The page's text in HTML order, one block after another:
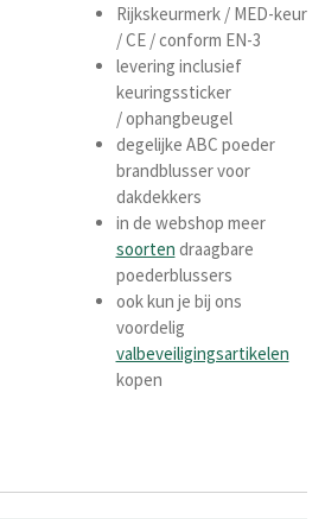
Rijkskeurmerk / MED-keur
/ CE / conform EN-3
levering inclusief
keuringssticker
/ ophangbeugel
degelijke ABC poeder
brandblusser voor
dakdekkers
in de webshop meer
soorten draagbare
poederblussers
ook kun je bij ons
voordelig
valbeveiligingsartikelen
kopen